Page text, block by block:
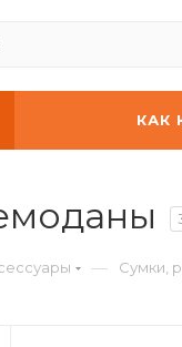
КАК
— Сумки,